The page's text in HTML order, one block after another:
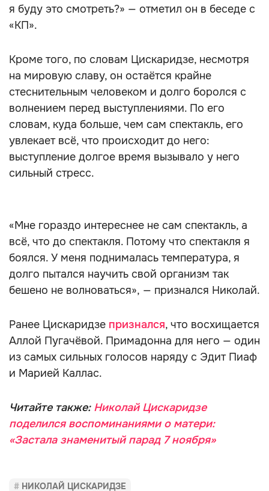
я буду это смотреть?» — отметил он в беседе с
«КП».
Кроме того, по словам Цискаридзе, несмотря
на мировую славу, он остаётся крайне
стеснительным человеком и долго боролся с
волнением перед выступлениями. По его
словам, куда больше, чем сам спектакль, его
увлекает всё, что происходит до него:
выступление долгое время вызывало у него
сильный стресс.
«Мне гораздо интереснее не сам спектакль, а
всё, что до спектакля. Потому что спектакля я
боялся. У меня поднималась температура, я
долго пытался научить свой организм так
бешено не волноваться», — признался Николай.
Ранее Цискаридзе признался, что восхищается
Аллой Пугачёвой. Примадонна для него — один
из самых сильных голосов наряду с Эдит Пиаф
и Марией Каллас.
Читайте также: Николай Цискаридзе
поделился воспоминаниями о матери:
«Застала знаменитый парад 7 ноября»
НИКОЛАЙ ЦИСКАРИДЗЕ